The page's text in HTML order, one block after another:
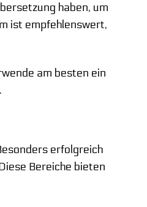
haben, um
ist empfehlenswert,
am besten ein
erfolgreich
Bereiche bieten